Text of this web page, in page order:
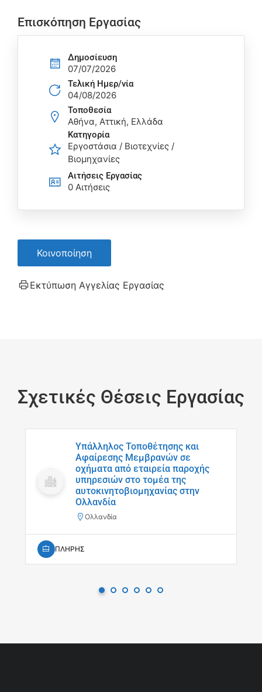
Επισκόπηση Εργασίας
Δημοσίευση
07/07/2026
Τελική Ημερ/νία
04/08/2026
Τοποθεσία
Αθήνα, Αττική, Ελλάδα
Κατηγορία
Εργοστάσια / Βιοτεχνίες /
Βιομηχανίες
Αιτήσεις Eργασίας
0 Αιτήσεις
Κοινοποίηση
Εκτύπωση Αγγελίας Εργασίας
Σχετικές Θέσεις Εργασίας
Υπάλληλος Τοποθέτησης και
Αφαίρεσης Μεμβρανών σε
οχήματα από εταιρεία παροχής
υπηρεσιών στο τομέα της
αυτοκινητοβιομηχανίας στην
Ολλανδία
Ολλανδία
ΠΛΗΡΗΣ